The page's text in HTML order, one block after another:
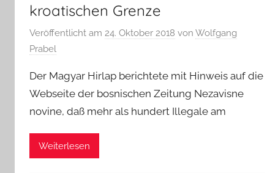
kroatischen Grenze
Veröffentlicht am 24. Oktober 2018 von Wolfgang
Prabel
Der Magyar Hirlap berichtete mit Hinweis auf die
Webseite der bosnischen Zeitung Nezavisne
novine, daß mehr als hundert Illegale am
Weiterlesen